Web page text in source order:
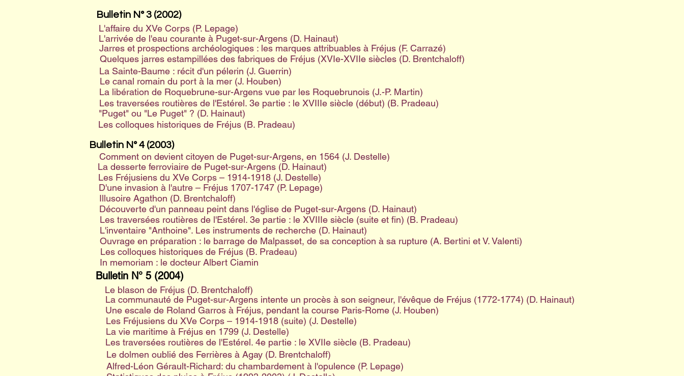
Bulletin N° 3 (2002)
L'affaire du XVe Corps (P. Lepage)
L'arrivée de l'eau courante à Puget-sur-Argens (D. Hainaut)
Jarres et prospections archéologiques : les marques attribuables à Fréjus (F. Carrazé)
Quelques jarres estampillées des fabriques de Fréjus (XVIe-XVIIe siècles (D. Brentchaloff)
La Sainte-Baume : récit d'un pélerin (J. Guerrin)
Le canal romain du port à la mer (J. Houben)
La libération de Roquebrune-sur-Argens vue par les Roquebrunois (J.-P. Martin)
Les traversées routières de l'Estérel. 3e partie : le XVIIIe siècle (début) (B. Pradeau)
"Puget" ou "Le Puget" ? (D. Hainaut)
Les colloques historiques de Fréjus (B. Pradeau)
Bulletin N° 4 (2003)
Comment on devient citoyen de Puget-sur-Argens, en 1564 (J. Destelle)
La desserte ferroviaire de Puget-sur-Argens (D. Hainaut)
Les Fréjusiens du XVe Corps – 1914-1918 (J. Destelle)
D'une invasion à l'autre – Fréjus 1707-1747 (P. Lepage)
Illusoire Agathon (D. Brentchaloff)
Découverte d'un panneau peint dans l'église de Puget-sur-Argens (D. Hainaut)
Les traversées routières de l'Estérel. 3e partie : le XVIIIe siècle (suite et fin) (B. Pradeau)
L'inventaire "Anthoine". Les instruments de recherche (D. Hainaut)
Ouvrage en préparation : le barrage de Malpasset, de sa conception à sa rupture (A. Bertini et V. Valenti)
Les colloques historiques de Fréjus (B. Pradeau)
In memoriam : le docteur Albert Ciamin
Bulletin N° 5 (2004)
Le blason de Fréjus (D. Brentchaloff)
La communauté de Puget-sur-Argens intente un procès à son seigneur, l'évêque de Fréjus (1772-1774) (D. Hainaut)
Une escale de Roland Garros à Fréjus, pendant la course Paris-Rome (J. Houben)
Les Fréjusiens du XVe Corps – 1914-1918 (suite) (J. Destelle)
La vie maritime à Fréjus en 1799 (J. Destelle)
Les traversées routières de l'Estérel. 4e partie : le XVIIe siècle (B. Pradeau)
Le dolmen oublié des Ferrières à Agay (D. Brentchaloff)
Alfred-Léon Gérault-Richard: du chambardement à l'opulence (P. Lepage)